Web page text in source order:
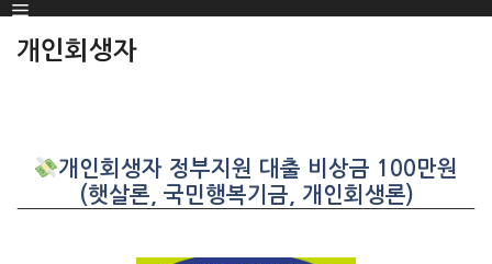
SKIP
TO
Menu
개인회생자
개인회생자 정부지원 대출 비상금 100만원
(햇살론, 국민행복기금, 개인회생론)